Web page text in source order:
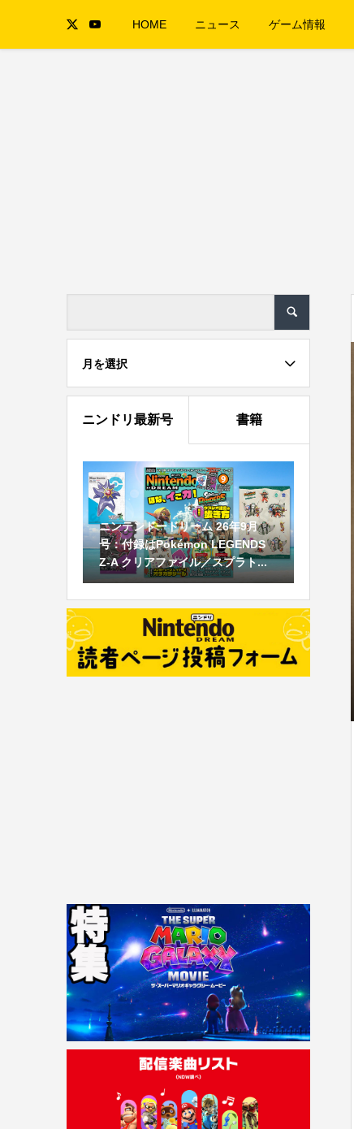
HOME ニュース ゲーム情報
月を選択
ニンドリ最新号 書籍
ニンテンドードリーム 26年9月
号：付録はPokémon LEGENDS
Z-A クリアファイル／スプラト...